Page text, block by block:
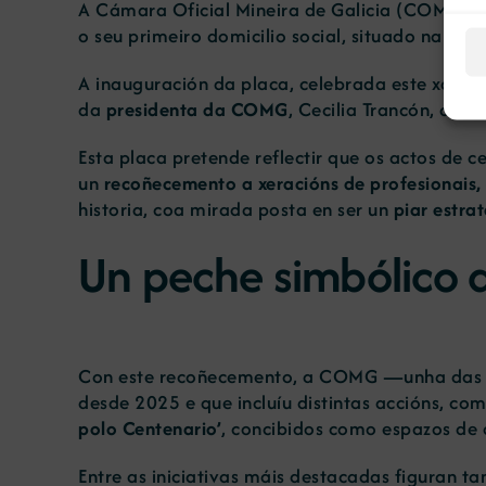
A Cámara Oficial Mineira de Galicia (COMG)
o seu primeiro domicilio social, situado na
A inauguración da placa, celebrada este xoves
da presidenta da COMG, Cecilia Trancón,
Esta placa pretende reflectir que os actos de
un recoñecemento a xeracións de
historia, coa mirada posta en ser un piar
Un peche
Con este recoñecemento, a COMG —unha
desde 2025 e que incluíu distintas accións,
polo Centenario’, concibidos como espazos
Entre as iniciativas máis destacadas figuran